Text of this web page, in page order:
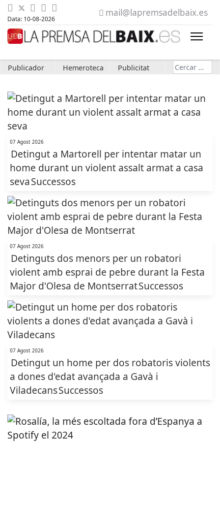
Data: 10-08-2026
mail@lapremsadelbaix.es
Publicador Hemeroteca Publicitat Cerca
07 Agost 2026
Detingut a Martorell per intentar matar un
home durant un violent assalt armat a casa
sevaSuccessos
07 Agost 2026
Detinguts dos menors per un robatori
violent amb esprai de pebre durant la Festa
Major d'Olesa de MontserratSuccessos
07 Agost 2026
Detingut un home per dos robatoris violents
a dones d'edat avançada a Gavà i
ViladecansSuccessos